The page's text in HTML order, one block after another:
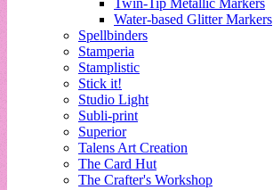
Water-based Glitter Markers
Spellbinders
Stamperia
Stamplistic
Stick it!
Studio Light
Subli-print
Superior
Talens Art Creation
The Card Hut
The Crafter's Workshop